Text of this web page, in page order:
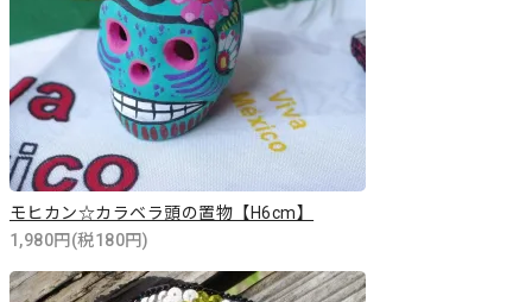
モヒカン☆カラベラ頭の置物【H6cm】
1,980円(税180円)